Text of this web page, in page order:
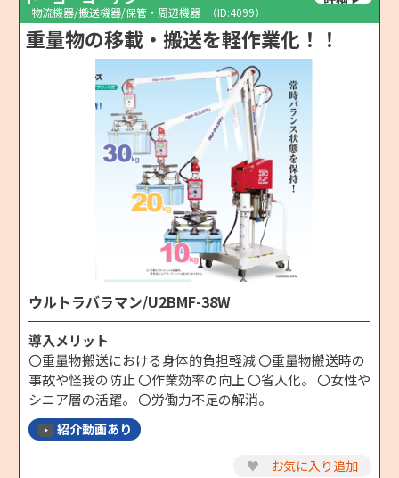
物流機器/搬送機器/保管・周辺機器 （ID:4099）
重量物の移載・搬送を軽作業化！！
ウルトラバラマン/U2BMF-38W
導入メリット
〇重量物搬送における身体的負担軽減 〇重量物搬送時の
事故や怪我の防止 〇作業効率の向上 〇省人化。 〇女性や
シニア層の活躍。 〇労働力不足の解消。
紹介動画あり
♥ お気に入り追加